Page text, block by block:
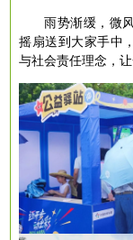
雨势渐缓，微
摇扇送到大家手中
与社会责任理念，